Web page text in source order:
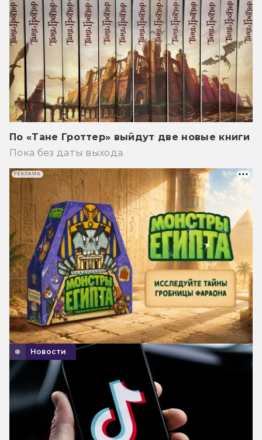
По «Тане Гроттер» выйдут две новые книги
Пока без даты выхода.
Новости
РЕКЛАМА